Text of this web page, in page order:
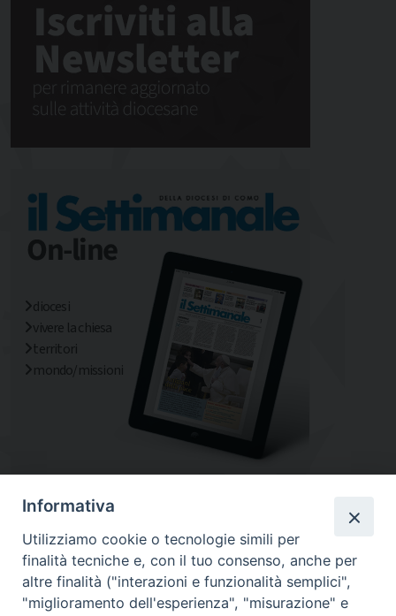
diocesi
vivere la chiesa
territori
mondo/missioni
Informativa
Utilizziamo cookie o tecnologie simili per
finalità tecniche e, con il tuo consenso, anche per
altre finalità ("interazioni e funzionalità semplici",
"miglioramento dell'esperienza", "misurazione" e